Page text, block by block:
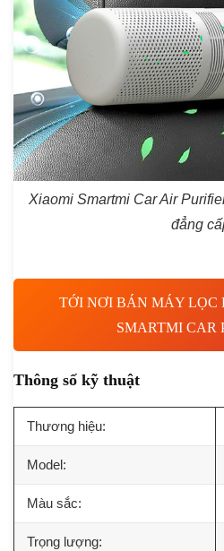
Xiaomi Smartmi Car Air
đẳng
TỚI NƠI BÁN MÁY LỌC
SMARTMI CAR
Thông số kỹ thuật
Thương hiệu:
Model:
Màu sắc:
Trọng lượng: